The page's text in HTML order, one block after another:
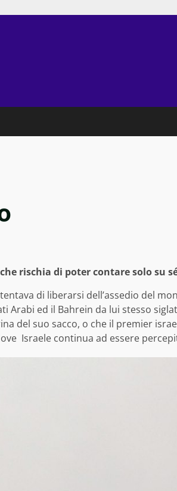
rischia di poter contare solo su
di liberarsi dell’assedio del
Arabi ed il Bahrein da lui stesso
del suo sacco, o che il premier
Israele continua ad essere